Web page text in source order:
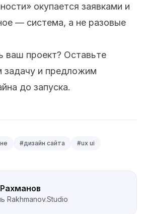
окупается заявками и
— система, а не разовые
ваш проект? Оставьте
задачу и предложим
до запуска.
#дизайн сайта #ux ui
Rakhmanov.Studio